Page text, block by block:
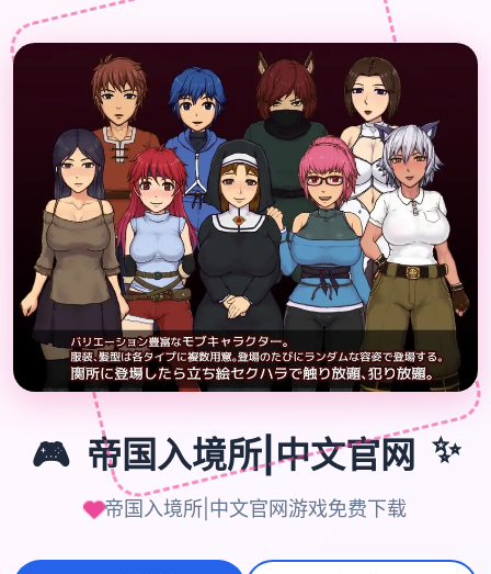
🎮
🎮 帝国入境所|中文官网 ✨
帝国入境所|中文官网游戏免费下载